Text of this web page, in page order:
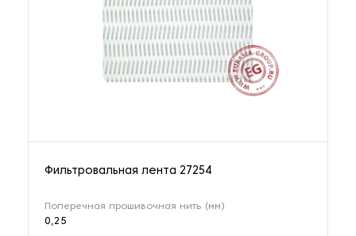
Фильтровальная лента 27254
Поперечная прошивочная нить (мм)
0,25